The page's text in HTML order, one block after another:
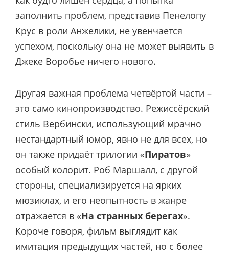
заполнить проблем, представив Пенелопу
Крус в роли Анжелики, не увенчается
успехом, поскольку она не может выявить в
Джеке Воробье ничего нового.
Другая важная проблема четвёртой части –
это само кинопроизводство. Режиссёрский
стиль Вербински, использующий мрачно
нестандартный юмор, явно не для всех, но
он также придаёт трилогии «Пиратов»
особый колорит. Роб Маршалл, с другой
стороны, специализируется на ярких
мюзиклах, и его неопытность в жанре
отражается в «На странных берегах».
Короче говоря, фильм выглядит как
имитация предыдущих частей, но с более